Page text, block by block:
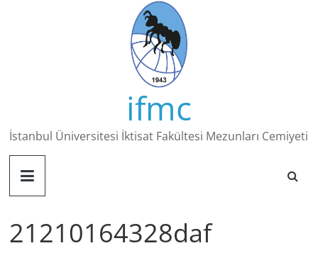
ifmc
İstanbul Üniversitesi İktisat Fakültesi Mezunları Cemiyeti
21210164328daf